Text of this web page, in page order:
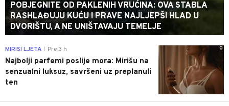
POBJEGNITE OD PAKLENIH VRUĆINA: OVA STABLA
RASHLAĐUJU KUĆU I PRAVE NAJLJEPŠI HLAD U
DVORIŠTU, A NE UNIŠTAVAJU TEMELJE
0
MIRISI LJETA Pre 3 h
Najbolji parfemi poslije mora: Mirišu na
senzualni luksuz, savršeni uz preplanuli
ten